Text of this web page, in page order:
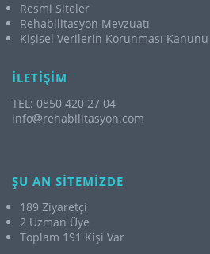
Resmi Siteler
Rehabilitasyon Mevzuatı
Kişisel Verilerin Korunması Kanunu
İLETİŞİM
TEL: 0850 420 27 04
info
rehabilitasyon.com
ŞU AN SİTEMİZDE
189 Ziyaretçi
2 Uzman Üye
Toplam 191 Kişi Var